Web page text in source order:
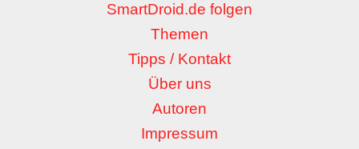
SmartDroid.de folgen
Themen
Tipps / Kontakt
Über uns
Autoren
Impressum